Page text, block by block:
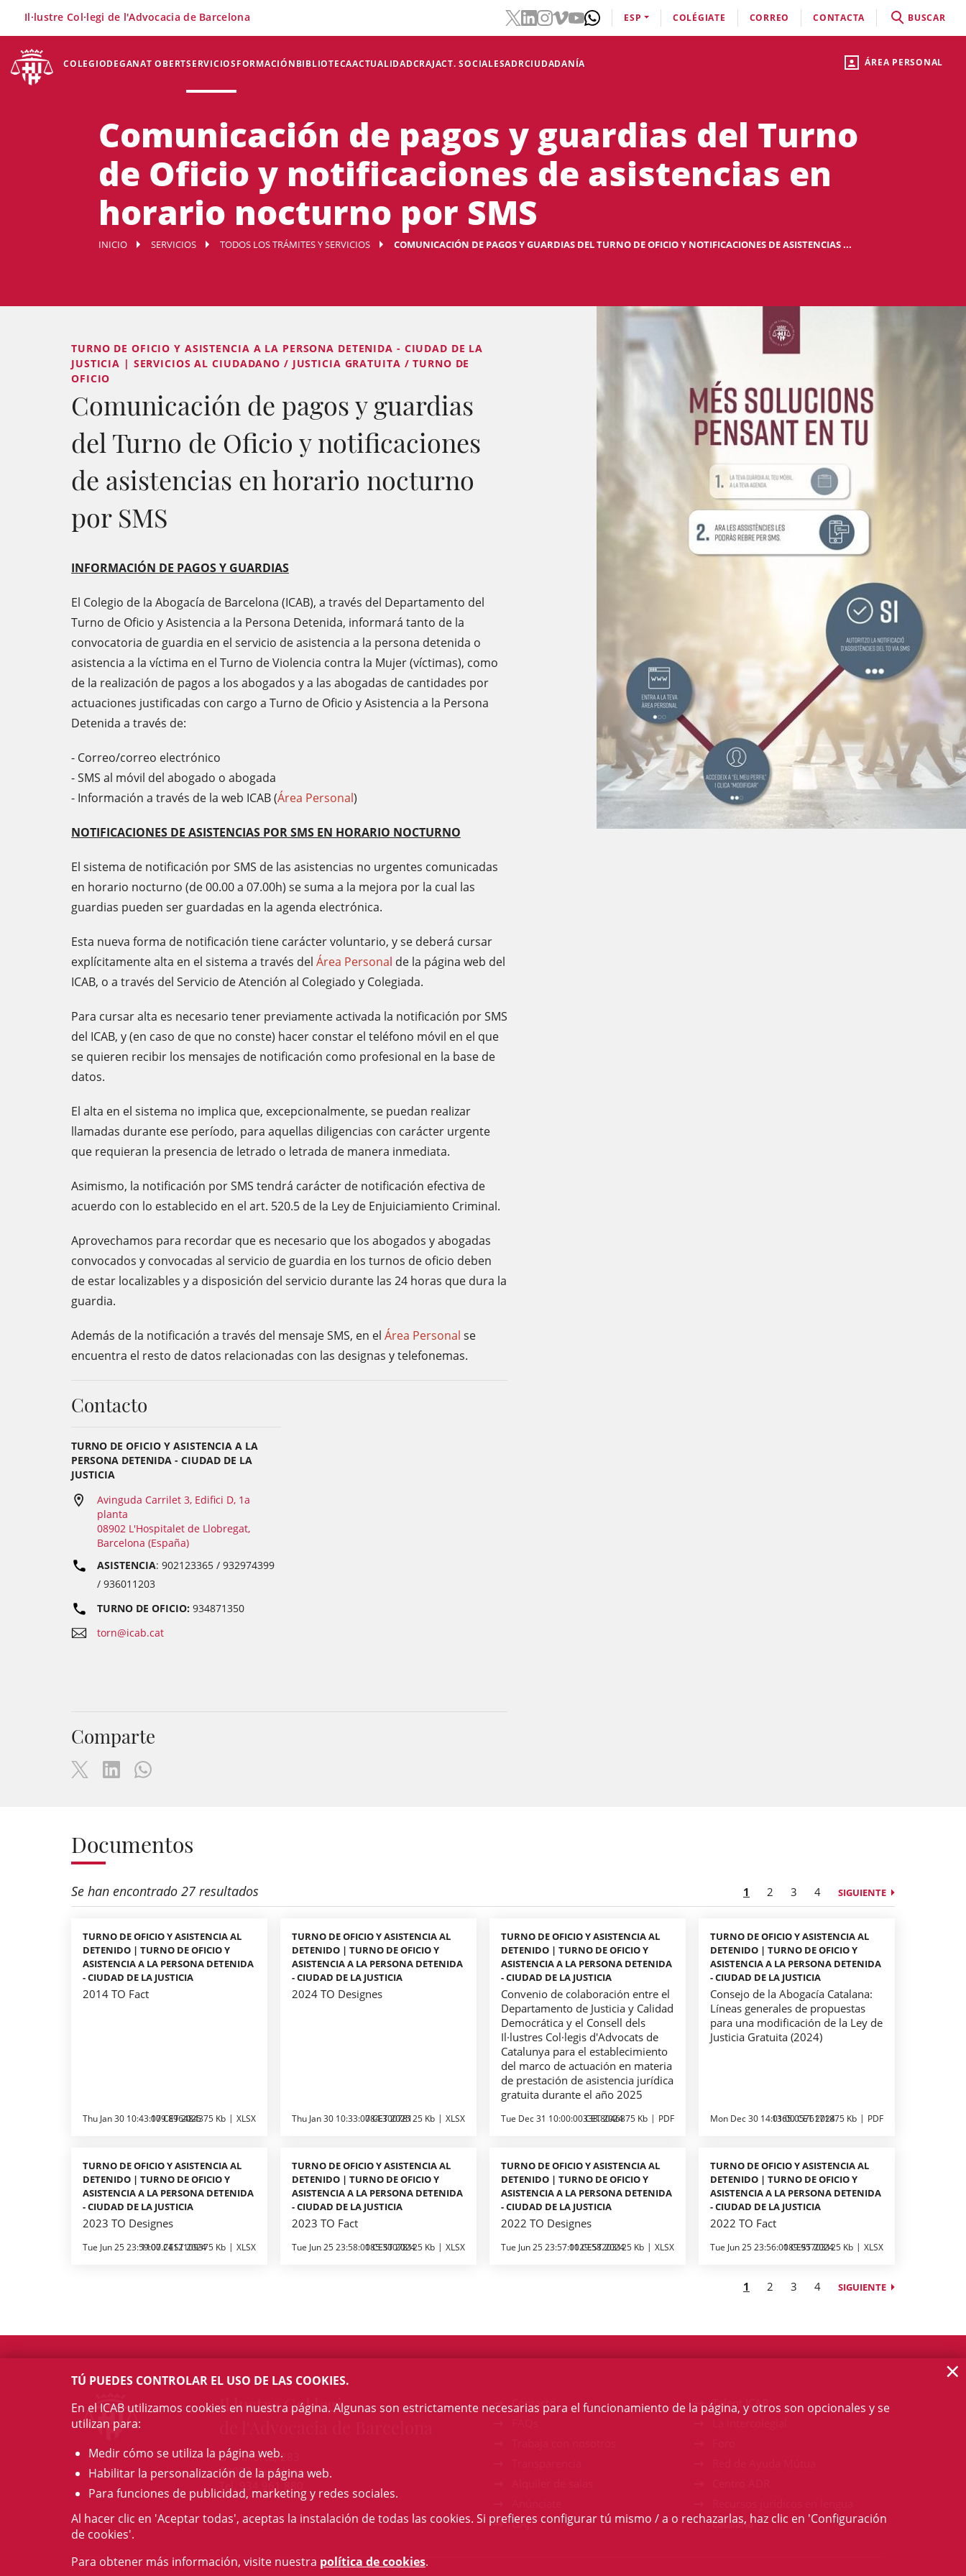
ÁREA PERSONAL
COLEGIODEGANAT OBERTSERVICIOSFORMACIÓNBIBLIOTECAACTUALIDADCRAJACT. SOCIALESADRCIUDADANÍA
Il·lustre Col·legi de l'Advocacia de Barcelona ESP COLÉGIATE CORREO CONTACTA BUSCAR
Comunicación de pagos y guardias del Turno
de Oficio y notificaciones de asistencias en
horario nocturno por SMS
INICIO SERVICIOS TODOS LOS TRÁMITES Y SERVICIOS COMUNICACIÓN DE PAGOS Y GUARDIAS DEL TURNO DE OFICIO Y NOTIFICACIONES DE ASISTENCIAS ...
TURNO DE OFICIO Y ASISTENCIA A LA PERSONA DETENIDA - CIUDAD DE LA
JUSTICIA | SERVICIOS AL CIUDADANO / JUSTICIA GRATUITA / TURNO DE
OFICIO
Comunicación de pagos y guardias
del Turno de Oficio y notificaciones
de asistencias en horario nocturno
por SMS
INFORMACIÓN DE PAGOS Y GUARDIAS
El Colegio de la Abogacía de Barcelona (ICAB), a través del Departamento del
Turno de Oficio y Asistencia a la Persona Detenida, informará tanto de la
convocatoria de guardia en el servicio de asistencia a la persona detenida o
asistencia a la víctima en el Turno de Violencia contra la Mujer (víctimas), como
de la realización de pagos a los abogados y a las abogadas de cantidades por
actuaciones justificadas con cargo a Turno de Oficio y Asistencia a la Persona
Detenida a través de:
- Correo/correo electrónico
- SMS al móvil del abogado o abogada
- Información a través de la web ICAB (Área Personal)
NOTIFICACIONES DE ASISTENCIAS POR SMS EN HORARIO NOCTURNO
El sistema de notificación por SMS de las asistencias no urgentes comunicadas
en horario nocturno (de 00.00 a 07.00h) se suma a la mejora por la cual las
guardias pueden ser guardadas en la agenda electrónica.
Esta nueva forma de notificación tiene carácter voluntario, y se deberá cursar
explícitamente alta en el sistema a través del Área Personal de la página web del
ICAB, o a través del Servicio de Atención al Colegiado y Colegiada.
Para cursar alta es necesario tener previamente activada la notificación por SMS
del ICAB, y (en caso de que no conste) hacer constar el teléfono móvil en el que
se quieren recibir los mensajes de notificación como profesional en la base de
datos.
El alta en el sistema no implica que, excepcionalmente, se puedan realizar
llamadas durante ese período, para aquellas diligencias con carácter urgente
que requieran la presencia de letrado o letrada de manera inmediata.
Asimismo, la notificación por SMS tendrá carácter de notificación efectiva de
acuerdo con lo establecido en el art. 520.5 de la Ley de Enjuiciamiento Criminal.
Aprovechamos para recordar que es necesario que los abogados y abogadas
convocados y convocadas al servicio de guardia en los turnos de oficio deben
de estar localizables y a disposición del servicio durante las 24 horas que dura la
guardia.
Además de la notificación a través del mensaje SMS, en el Área Personal se
encuentra el resto de datos relacionadas con las designas y telefonemas.
Contacto
TURNO DE OFICIO Y ASISTENCIA A LA
PERSONA DETENIDA - CIUDAD DE LA
JUSTICIA
Avinguda Carrilet 3, Edifici D, 1a
planta
08902 L'Hospitalet de Llobregat,
Barcelona (España)
ASISTENCIA: 902123365 / 932974399
/ 936011203
TURNO DE OFICIO: 934871350
torn@icab.cat
Comparte
Documentos
Se han encontrado 27 resultados 1 2 3 4 SIGUIENTE
TURNO DE OFICIO Y ASISTENCIA AL
DETENIDO | TURNO DE OFICIO Y
ASISTENCIA A LA PERSONA DETENIDA
- CIUDAD DE LA JUSTICIA
2014 TO Fact
Thu Jan 30 10:43:00 CET 2025
179.896484375 Kb XLSX
TURNO DE OFICIO Y ASISTENCIA AL
DETENIDO | TURNO DE OFICIO Y
ASISTENCIA A LA PERSONA DETENIDA
- CIUDAD DE LA JUSTICIA
2024 TO Designes
Thu Jan 30 10:33:00 CET 2025
784.30078125 Kb XLSX
TURNO DE OFICIO Y ASISTENCIA AL
DETENIDO | TURNO DE OFICIO Y
ASISTENCIA A LA PERSONA DETENIDA
- CIUDAD DE LA JUSTICIA
Convenio de colaboración entre el
Departamento de Justicia y Calidad
Democrática y el Consell dels
Il·lustres Col·legis d'Advocats de
Catalunya para el establecimiento
del marco de actuación en materia
de prestación de asistencia jurídica
gratuita durante el año 2025
Tue Dec 31 10:00:00 CET 2024
338.8046875 Kb PDF
TURNO DE OFICIO Y ASISTENCIA AL
DETENIDO | TURNO DE OFICIO Y
ASISTENCIA A LA PERSONA DETENIDA
- CIUDAD DE LA JUSTICIA
Consejo de la Abogacía Catalana:
Líneas generales de propuestas
para una modificación de la Ley de
Justicia Gratuita (2024)
Mon Dec 30 14:01:00 CET 2024
1365.0576171875 Kb PDF
TURNO DE OFICIO Y ASISTENCIA AL
DETENIDO | TURNO DE OFICIO Y
ASISTENCIA A LA PERSONA DETENIDA
- CIUDAD DE LA JUSTICIA
2023 TO Designes
Tue Jun 25 23:59:00 CEST 2024
1107.2412109375 Kb XLSX
TURNO DE OFICIO Y ASISTENCIA AL
DETENIDO | TURNO DE OFICIO Y
ASISTENCIA A LA PERSONA DETENIDA
- CIUDAD DE LA JUSTICIA
2023 TO Fact
Tue Jun 25 23:58:00 CEST 2024
185.30078125 Kb XLSX
TURNO DE OFICIO Y ASISTENCIA AL
DETENIDO | TURNO DE OFICIO Y
ASISTENCIA A LA PERSONA DETENIDA
- CIUDAD DE LA JUSTICIA
2022 TO Designes
Tue Jun 25 23:57:00 CEST 2024
1129.58203125 Kb XLSX
TURNO DE OFICIO Y ASISTENCIA AL
DETENIDO | TURNO DE OFICIO Y
ASISTENCIA A LA PERSONA DETENIDA
- CIUDAD DE LA JUSTICIA
2022 TO Fact
Tue Jun 25 23:56:00 CEST 2024
189.95703125 Kb XLSX
1 2 3 4 SIGUIENTE
Il·lustre Col·legi
c/ Mallorca, 283
08037 Barcelona
Tel. 934 961 880
Contacto
GAJ
Talent ICAB
catalana
TÚ PUEDES CONTROLAR EL USO DE LAS COOKIES.
En el ICAB utilizamos cookies en nuestra página. Algunas son estrictamente necesarias para el funcionamiento de la página, y otros son opcionales y se
utilizan para:
Medir cómo se utiliza la página web.
Habilitar la personalización de la página web.
Para funciones de publicidad, marketing y redes sociales.
Al hacer clic en 'Aceptar todas', aceptas la instalación de todas las cookies. Si prefieres configurar tú mismo / a o rechazarlas, haz clic en 'Configuración
de cookies'.
Para obtener más información, visite nuestra política de cookies.
×